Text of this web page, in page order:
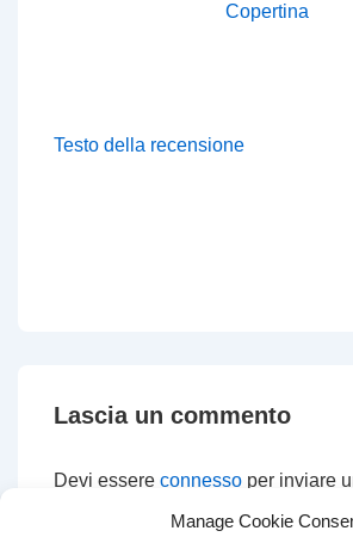
Manage Cookie
Copertina
Testo della recensione
Lascia un commento
Devi essere connesso per inviare